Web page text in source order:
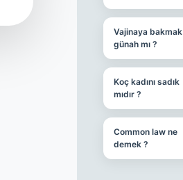
Vajinaya bakmak
günah mı ?
Koç kadını sadık
mıdır ?
Common law ne
demek ?